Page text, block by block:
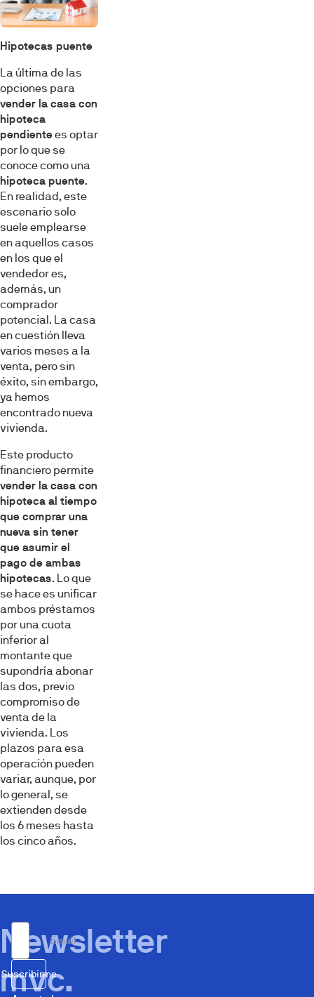
Hipotecas puente
La última de las
opciones para
vender la casa con
hipoteca
pendientees optar
por lo que se
conoce como una
hipoteca puente.
En realidad, este
escenario solo
suele emplearse
en aquellos casos
en los que el
vendedor es,
además, un
comprador
potencial. La casa
en cuestión lleva
varios meses a la
venta, pero sin
éxito, sin embargo,
ya hemos
encontrado nueva
vivienda.
Este producto
financiero permite
vender la casa con
hipoteca al tiempo
que comprar una
nueva sin tener
que asumir el
pago de ambas
hipotecas. Lo que
se hace es unificar
ambos préstamos
por una cuota
inferior al
montante que
supondría abonar
las dos, previo
compromiso de
venta de la
vivienda. Los
plazos para esa
operación pueden
variar, aunque, por
lo general, se
extienden desde
los 6 meses hasta
los cinco años.
Newsletter
mvc.
Email
Suscribirme